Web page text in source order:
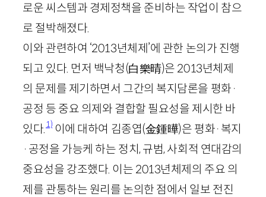
로운 씨스템과 경제정책을 준비하는 작업이 참으
로 절박해졌다.
이와 관련하여 ‘2013년체제’에 관한 논의가 진행
되고 있다. 먼저 백낙청(白樂晴)은 2013년체제
의 문제를 제기하면서 그간의 복지담론을 평화·
공정 등 중요 의제와 결합할 필요성을 제시한 바
있다.1)이에 대하여 김종엽(金鍾曄)은 평화·복지
·공정을 가능케 하는 정치, 규범, 사회적 연대감의
중요성을 강조했다. 이는 2013년체제의 주요 의
제를 관통하는 원리를 논의한 점에서 일보 전진